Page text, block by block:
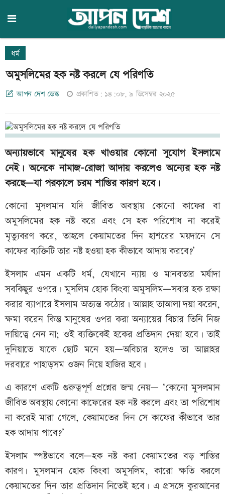
ধর্ম
অমুসলিমের হক নষ্ট করলে যে পরিণতি
আপন দেশ ডেস্ক প্রকাশিত: ১৪:০৮, ৯ ডিসেম্বর ২০২৫
অন্যায়ভাবে মানুষের হক খাওয়ার কোনো সুযোগ ইসলামে
নেই। অনেকে নামাজ-রোজা আদায় করলেও অন্যের হক নষ্ট
করছে—যা পরকালে চরম শাস্তির কারণ হবে।
কোনো মুসলমান যদি জীবিত অবস্থায় কোনো কাফের বা
অমুসলিমের হক নষ্ট করে এবং সে হক পরিশোধ না করেই
মৃত্যুবরণ করে, তাহলে কেয়ামতের দিন হাশরের ময়দানে সে
কাফের ব্যক্তিটি তার নষ্ট হওয়া হক কীভাবে আদায় করবে?’
ইসলাম এমন একটি ধর্ম, যেখানে ন্যায় ও মানবতার মর্যাদা
সবকিছুর ওপরে। মুসলিম হোক কিংবা অমুসলিম—সবার হক রক্ষা
করার ব্যাপারে ইসলাম অত্যন্ত কঠোর। আল্লাহ তাআলা দয়া করেন,
ক্ষমা করেন কিন্তু মানুষের ওপর করা অন্যায়ের বিচার তিনি নিজ
দায়িত্বে নেন না; ওই ব্যক্তিকেই হকের প্রতিদান দেয়া হবে। তাই
দুনিয়াতে যাকে ছোট মনে হয়—অবিচার হলেও তা আল্লাহর
দরবারে পাহাড়সম ওজন নিয়ে হাজির হবে।
এ কারণে একটি গুরুত্বপূর্ণ প্রশ্নের জন্ম নেয়— ‘কোনো মুসলমান
জীবিত অবস্থায় কোনো কাফেরের হক নষ্ট করলে এবং তা পরিশোধ
না করেই মারা গেলে, কেয়ামতের দিন সে কাফের কীভাবে তার
হক আদায় পাবে?’
ইসলাম স্পষ্টভাবে বলে—হক নষ্ট করা কেয়ামতের বড় শাস্তির
কারণ। মুসলমান হোক কিংবা অমুসলিম, কারো ক্ষতি করলে
কেয়ামতের দিন তার প্রতিদান নিতেই হবে। এ প্রসঙ্গে কুরআনের